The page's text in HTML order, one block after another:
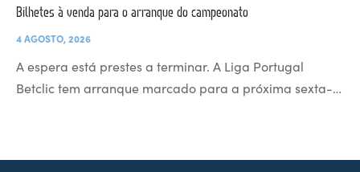
Bilhetes à venda para o arranque do campeonato
4 AGOSTO, 2026
A espera está prestes a terminar. A Liga Portugal
Betclic tem arranque marcado para a próxima sexta-…